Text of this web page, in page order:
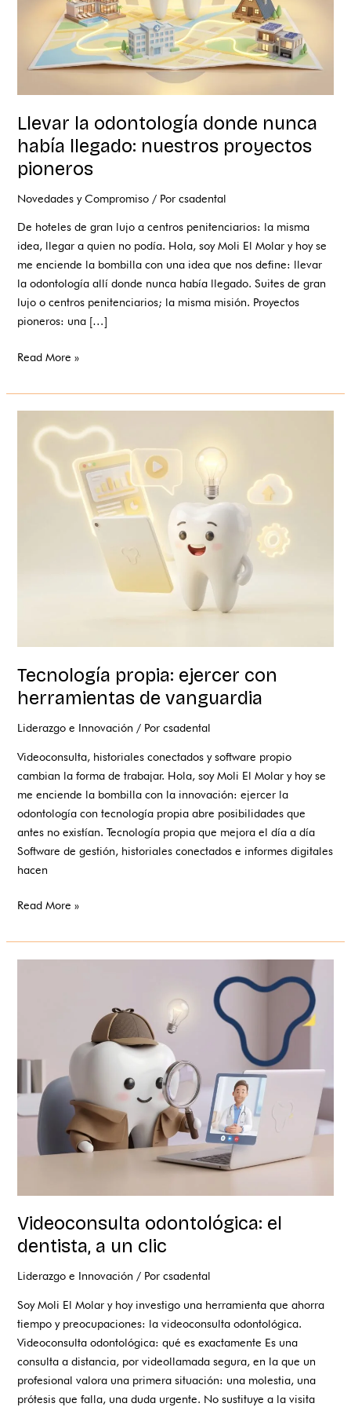
Llevar la odontología donde nunca
había llegado: nuestros proyectos
pioneros
Novedades y Compromiso / Porcsadental
De hoteles de gran lujo a centros penitenciarios: la misma
idea, llegar a quien no podía. Hola, soy Moli El Molar y hoy se
me enciende la bombilla con una idea que nos define: llevar
la odontología allí donde nunca había llegado. Suites de gran
lujo o centros penitenciarios; la misma misión. Proyectos
pioneros: una […]
proyectos
pioneros
Read More »
Tecnología propia: ejercer con
herramientas de vanguardia
Liderazgo e Innovación / Porcsadental
Videoconsulta, historiales conectados y software propio
cambian la forma de trabajar. Hola, soy Moli El Molar y hoy se
me enciende la bombilla con la innovación: ejercer la
odontología con tecnología propia abre posibilidades que
antes no existían. Tecnología propia que mejora el día a día
Software de gestión, historiales conectados e informes digitales
hacen
propia:
ejercer
herramientas
Read More »
Videoconsulta odontológica: el
dentista, a un clic
Liderazgo e Innovación / Porcsadental
Soy Moli El Molar y hoy investigo una herramienta que ahorra
tiempo y preocupaciones: la videoconsulta odontológica.
Videoconsulta odontológica: qué es exactamente Es una
consulta a distancia, por videollamada segura, en la que un
profesional valora una primera situación: una molestia, una
prótesis que falla, una duda urgente. No sustituye a la visita
un
clic